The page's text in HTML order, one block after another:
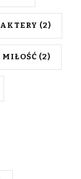
(2)
MIŁOŚĆ (2)